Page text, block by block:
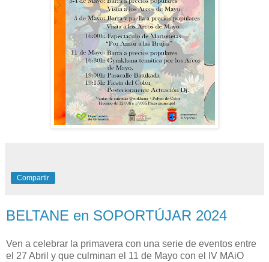
Compartir
BELTANE en SOPORTÚJAR 2024
Ven a celebrar la primavera con una serie de eventos entre
el 27 Abril y que culminan el 11 de Mayo con el IV MAiO